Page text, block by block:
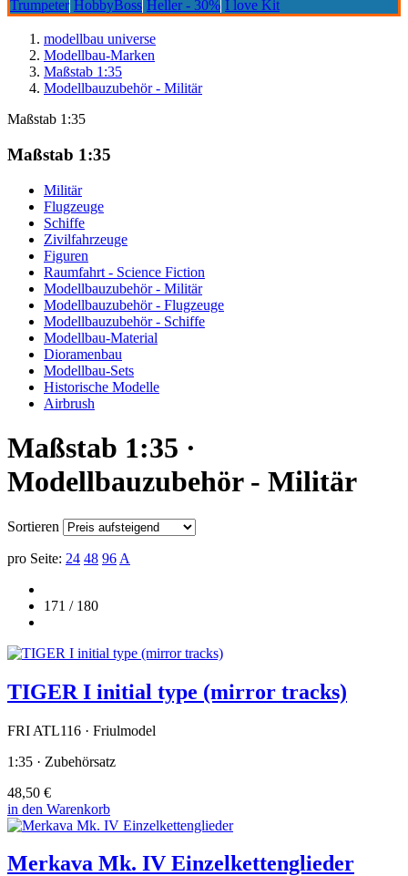
Trumpeter HobbyBoss Heller - 30% I love Kit
modellbau universe
Modellbau-Marken
Maßstab 1:35
Modellbauzubehör - Militär
Maßstab 1:35
Maßstab 1:35
Militär
Flugzeuge
Schiffe
Zivilfahrzeuge
Figuren
Raumfahrt - Science Fiction
Modellbauzubehör - Militär
Modellbauzubehör - Flugzeuge
Modellbauzubehör - Schiffe
Modellbau-Material
Dioramenbau
Modellbau-Sets
Historische Modelle
Airbrush
Maßstab 1:35 ·
Modellbauzubehör - Militär
Sortieren
pro Seite: 24 48 96 A
171 / 180
TIGER I initial type (mirror tracks)
FRI ATL116 · Friulmodel
1:35 · Zubehörsatz
48,50 €
in den Warenkorb
Merkava Mk. IV Einzelkettenglieder